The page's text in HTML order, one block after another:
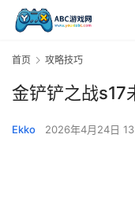
首页 攻略技巧
金铲铲之战s17
Ekko 2026年4月24日